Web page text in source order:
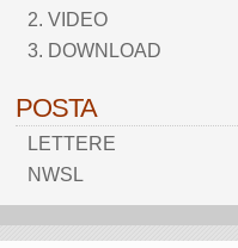
2. VIDEO
3. DOWNLOAD
POSTA
LETTERE
NWSL